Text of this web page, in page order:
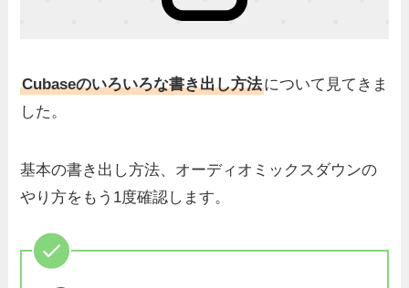
Cubaseのいろいろな書き出し方法について見てきま
した。
基本の書き出し方法、オーディオミックスダウンの
やり方をもう1度確認します。